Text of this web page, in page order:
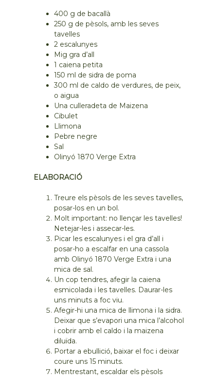
400 g de bacallà
250 g de pèsols, amb les seves
tavelles
2 escalunyes
Mig gra d’all
1 caiena petita
150 ml de sidra de poma
300 ml de caldo de verdures, de peix,
o aigua
Una culleradeta de Maizena
Cibulet
Llimona
Pebre negre
Sal
Olinyó 1870 Verge Extra
ELABORACIÓ
Treure els pèsols de les seves tavelles,
posar-los en un bol.
Molt important: no llençar les tavelles!
Netejar-les i assecar-les.
Picar les escalunyes i el gra d’all i
posar-ho a escalfar en una cassola
amb Olinyó 1870 Verge Extra i una
mica de sal.
Un cop tendres, afegir la caiena
esmicolada i les tavelles. Daurar-les
uns minuts a foc viu.
Afegir-hi una mica de llimona i la sidra.
Deixar que s’evapori una mica l’alcohol
i cobrir amb el caldo i la maizena
diluïda.
Portar a ebullició, baixar el foc i deixar
coure uns 15 minuts.
Mentrestant, escaldar els pèsols